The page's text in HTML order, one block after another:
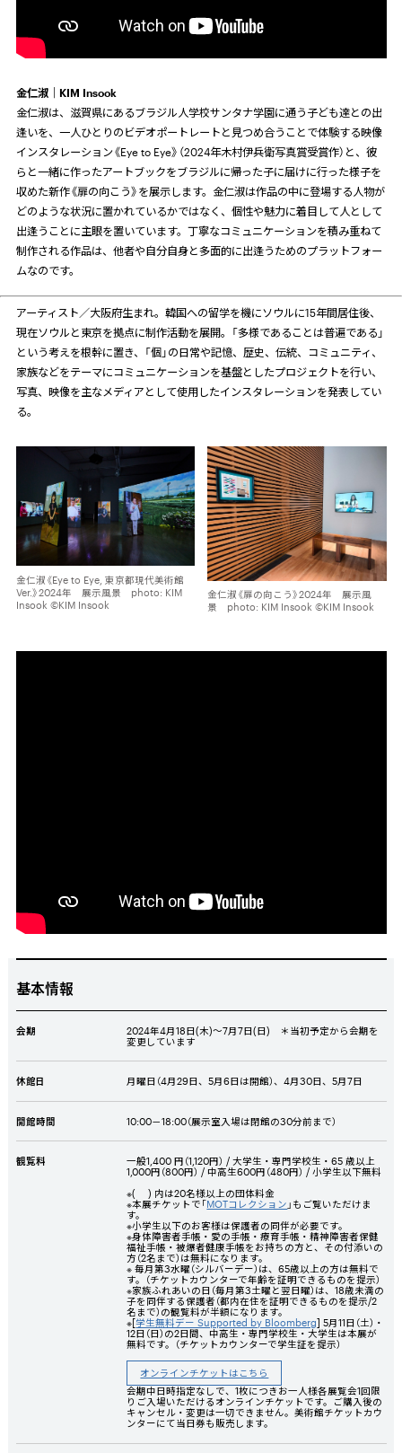
金仁淑｜
KIM Insook
金仁淑は、滋賀県にあるブラジル人学校サンタナ学園に通う子ども達との出
逢いを、一人ひとりのビデオポートレートと見つめ合うことで体験する映像
インスタレーション《Eye to Eye》（2024年木村伊兵衛写真賞受賞作）と、彼
らと一緒に作ったアートブックをブラジルに帰った子に届けに行った様子を
収めた新作《扉の向こう》を展示します。金仁淑は作品の中に登場する人物が
どのような状況に置かれているかではなく、個性や魅力に着目して人として
出逢うことに主眼を置いています。丁寧なコミュニケーションを積み重ねて
制作される作品は、他者や自分自身と多面的に出逢うためのプラットフォー
ムなのです。
アーティスト／大阪府生まれ。韓国への留学を機にソウルに15年間居住後、
現在ソウルと東京を拠点に制作活動を展開。「多様であることは普遍である」
という考えを根幹に置き、「個」の日常や記憶、歴史、伝統、コミュニティ、
家族などをテーマにコミュニケーションを基盤としたプロジェクトを行い、
写真、映像を主なメディアとして使用したインスタレーションを発表してい
る。
金仁淑《Eye to Eye, 東京都現代美術館
Ver.》2024年 展示風景 photo: KIM
Insook ©KIM Insook
金仁淑《扉の向こう》2024年 展示風
景 photo: KIM Insook ©KIM Insook
基本情報
会期 2024年4月18日(木)～7月7日(日)
＊当初予定から会期を
変更しています
休館日 月曜日（4月29日、5月6日は開館）、4月30日、5月7日
開館時間 10:00－18:00（展示室入場は閉館の30分前まで）
観覧料
一般1,400 円（1,120円） / 大学生・専門学校生・65 歳以上
1,000円（800円） / 中高生600円（480円） / 小学生以下無料
※( ) 内は20名様以上の団体料金
※本展チケットで「 MOTコレクション 」もご覧いただけま
す。
※小学生以下のお客様は保護者の同伴が必要です。
※身体障害者手帳・愛の手帳・療育手帳・精神障害者保健
福祉手帳・被爆者健康手帳をお持ちの方と、その付添いの
方（2名まで）は無料になります。
※ 毎月第3水曜（シルバーデー）は、65歳以上の方は無料で
す。（チケットカウンターで年齢を証明できるものを提示）
※家族ふれあいの日（毎月第3土曜と翌日曜）は、18歳未満の
子を同伴する保護者（都内在住を証明できるものを提示/2
名まで）の観覧料が半額になります。
※[学生無料デー Supported by Bloomberg
] 5月11日（土）・
12日（日）の2日間、中高生・専門学校生・大学生は本展が
無料です。（チケットカウンターで学生証を提示）
オンラインチケットはこちら
会期中日時指定なしで、1枚につきお一人様各展覧会1回限
りご入場いただけるオンラインチケットです。ご購入後の
キャンセル・変更は一切できません。美術館チケットカウ
ンターにて当日券も販売します。